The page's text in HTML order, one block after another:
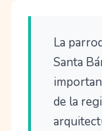
La
Santa
de la